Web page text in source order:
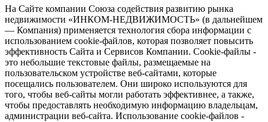
На Сайте компании Союза содействия развитию рынка
недвижимости «ИНКОМ-НЕДВИЖИМОСТЬ» (в дальнейшем
— Компания) применяется технология сбора информации с
использованием cookie-файлов, которая позволяет повысить
эффективность Сайта и Сервисов Компании. Сookie-файлы -
это небольшие текстовые файлы, размещаемые на
пользовательском устройстве веб-сайтами, которые
посещались пользователем. Они широко используются для
того, чтобы веб-сайты могли работать эффективнее, а также,
чтобы предоставлять необходимую информацию владельцам,
администрации веб-сайта. Использование cookie-файлов -